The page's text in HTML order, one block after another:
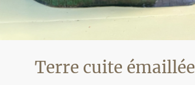
Terre cuite émaillée